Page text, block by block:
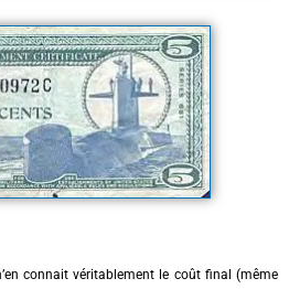
connait véritablement le coût final (même